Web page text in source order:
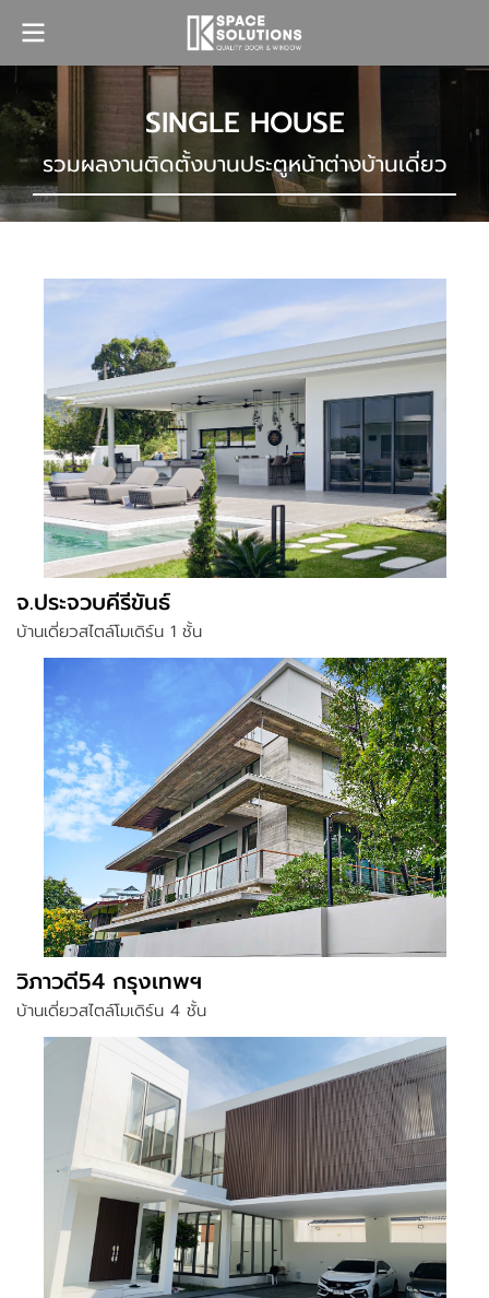
SINGLE HOUSE
รวมผลงานติดตั้งบานประตูหน้าต่างบ้านเดี่ยว
จ.ประจวบคีรีขันธ์
บ้านเดี่ยวสไตล์โมเดิร์น 1 ชั้น
วิภาวดี54 กรุงเทพฯ
บ้านเดี่ยวสไตล์โมเดิร์น 4 ชั้น